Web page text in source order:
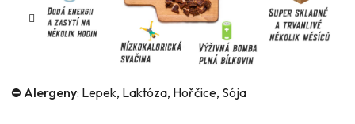
⛔️ Alergeny: Lepek, Laktóza, Hořčice, Sója